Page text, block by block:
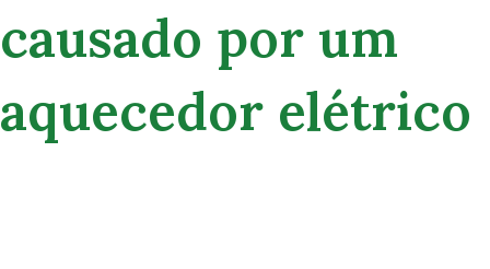
causado por um
aquecedor elétrico